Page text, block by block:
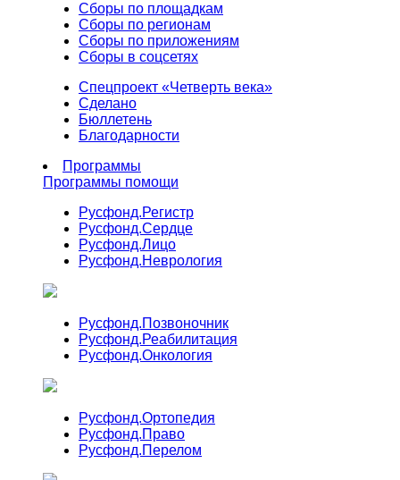
Сборы по площадкам
Сборы по регионам
Сборы по приложениям
Сборы в соцсетях
Спецпроект «Четверть века»
Сделано
Бюллетень
Благодарности
Программы
Программы помощи
Русфонд.Регистр
Русфонд.Сердце
Русфонд.Лицо
Русфонд.Неврология
Русфонд.Позвоночник
Русфонд.Реабилитация
Русфонд.Онкология
Русфонд.Ортопедия
Русфонд.Право
Русфонд.Перелом